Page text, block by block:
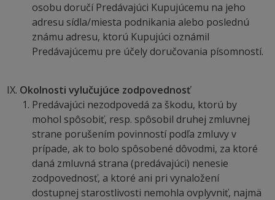
osobu doručí Predávajúci Kupujúcemu na jeho
adresu sídla/miesta podnikania alebo poslednú
známu adresu, ktorú Kupujúci oznámil
Predávajúcemu pre účely doručovania písomností.
Okolnosti vylučujúce zodpovednosť
Predávajúci nezodpovedá za škodu, ktorú by
mohol spôsobiť, resp. spôsobil druhej zmluvnej
strane porušením povinností podľa zmluvy v
prípade, ak to bolo spôsobené dôvodmi, za ktoré
daná zmluvná strana (predávajúci) nenesie
zodpovednosť, a ktoré ani pri vynaložení
dostupnej starostlivosti nemohla ovplyvniť, najmä